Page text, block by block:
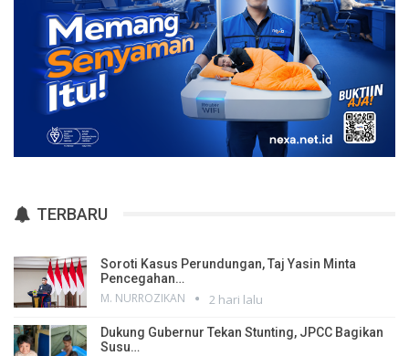
TERBARU
Soroti Kasus Perundungan, Taj Yasin Minta
Pencegahan…
M. NURROZIKAN 2 hari lalu
Dukung Gubernur Tekan Stunting, JPCC Bagikan
Susu…